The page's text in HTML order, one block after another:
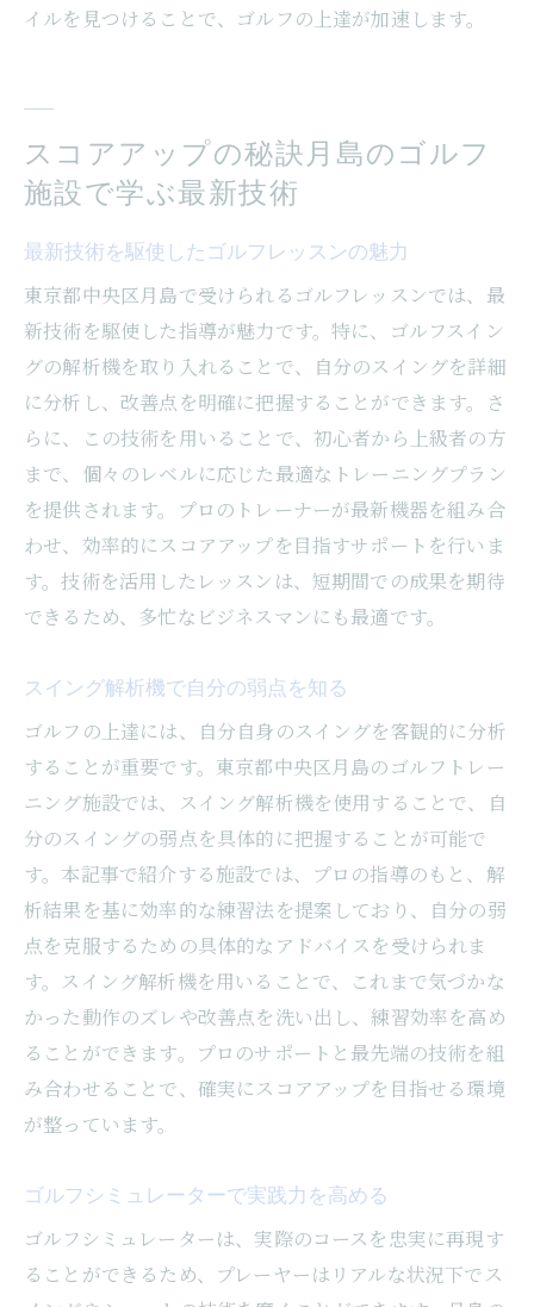
イルを見つけることで、ゴルフの上達が加速します。
スコアアップの秘訣月島のゴルフ
施設で学ぶ最新技術
最新技術を駆使したゴルフレッスンの魅力
東京都中央区月島で受けられるゴルフレッスンでは、最
新技術を駆使した指導が魅力です。特に、ゴルフスイン
グの解析機を取り入れることで、自分のスイングを詳細
に分析し、改善点を明確に把握することができます。さ
らに、この技術を用いることで、初心者から上級者の方
まで、個々のレベルに応じた最適なトレーニングプラン
を提供されます。プロのトレーナーが最新機器を組み合
わせ、効率的にスコアアップを目指すサポートを行いま
す。技術を活用したレッスンは、短期間での成果を期待
できるため、多忙なビジネスマンにも最適です。
スイング解析機で自分の弱点を知る
ゴルフの上達には、自分自身のスイングを客観的に分析
することが重要です。東京都中央区月島のゴルフトレー
ニング施設では、スイング解析機を使用することで、自
分のスイングの弱点を具体的に把握することが可能で
す。本記事で紹介する施設では、プロの指導のもと、解
析結果を基に効率的な練習法を提案しており、自分の弱
点を克服するための具体的なアドバイスを受けられま
す。スイング解析機を用いることで、これまで気づかな
かった動作のズレや改善点を洗い出し、練習効率を高め
ることができます。プロのサポートと最先端の技術を組
み合わせることで、確実にスコアアップを目指せる環境
が整っています。
ゴルフシミュレーターで実践力を高める
ゴルフシミュレーターは、実際のコースを忠実に再現す
ることができるため、プレーヤーはリアルな状況下でス